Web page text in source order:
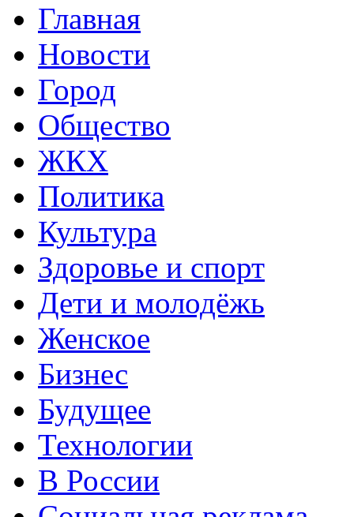
Главная
Новости
Город
Общество
ЖКХ
Политика
Культура
Здоровье и спорт
Дети и молодёжь
Женское
Бизнес
Будущее
Технологии
В России